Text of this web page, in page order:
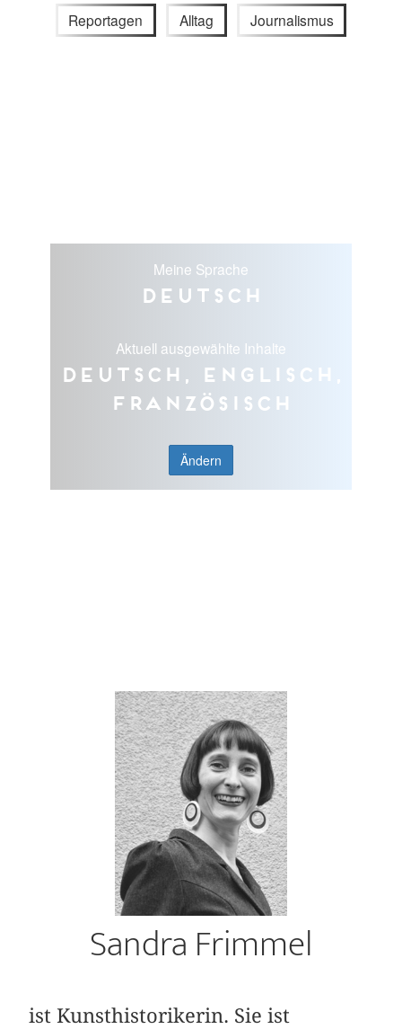
Reportagen Alltag Journalismus
Meine Sprache
Deutsch
Aktuell ausgewählte Inhalte
Deutsch, Englisch,
Französisch
Ändern
Sandra Frimmel
ist Kunsthistorikerin. Sie ist